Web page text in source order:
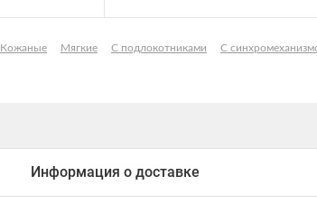
Кожаные Мягкие С подлокотниками С
Информация о доставке